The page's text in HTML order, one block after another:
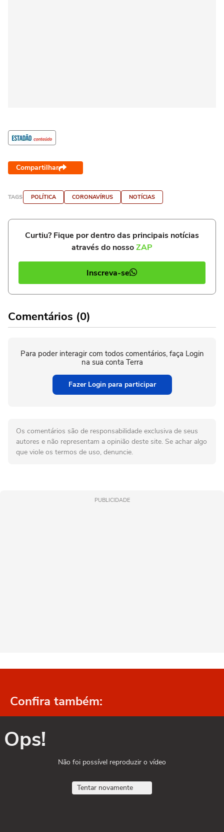
Compartilhar
TAGS POLÍTICA CORONAVÍRUS NOTÍCIAS
Curtiu? Fique por dentro das principais notícias
através do nossoZAP
Inscreva-se
Comentários (0)
Para poder interagir com todos comentários, faça Login
na sua conta Terra
Fazer Login para participar
Os comentários são de responsabilidade exclusiva de seus
autores e não representam a opinião deste site. Se achar algo
que viole os termos de uso, denuncie.
PUBLICIDADE
Confira também:
Ops!
Não foi possível reproduzir o vídeo
Tentar novamente